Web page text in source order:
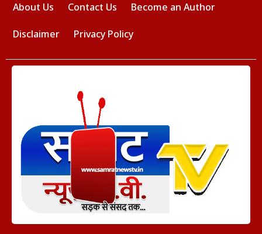
About Us Contact Us Become an Author
Disclaimer Privacy Policy